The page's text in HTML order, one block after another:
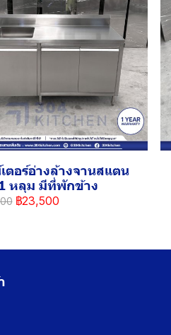
เตอร์อ่างล้างจานสแตน
หลุม มีที่พักข้าง
฿23,500